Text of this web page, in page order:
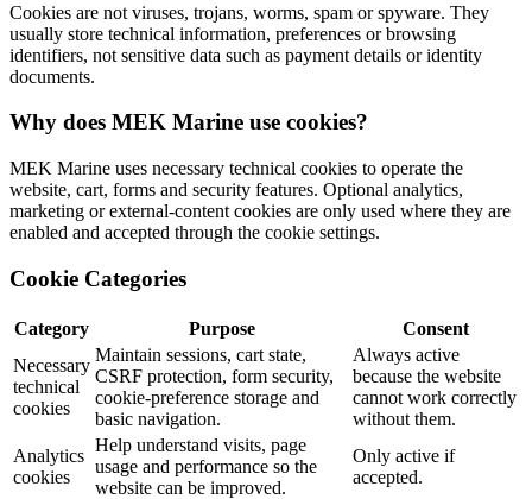
Cookies are not viruses, trojans, worms, spam or spyware. They
usually store technical information, preferences or browsing
identifiers, not sensitive data such as payment details or identity
documents.
Why does MEK Marine use cookies?
MEK Marine uses necessary technical cookies to operate the
website, cart, forms and security features. Optional analytics,
marketing or external-content cookies are only used where they are
enabled and accepted through the cookie settings.
Cookie Categories
Category Purpose
Consent
Necessary
technical
cookies
Maintain sessions, cart state,
CSRF protection, form security,
cookie-preference storage and
basic navigation.
Always active
because the website
cannot work correctly
without them.
Analytics
cookies
Help understand visits, page
usage and performance so the
website can be improved.
Only active if
accepted.